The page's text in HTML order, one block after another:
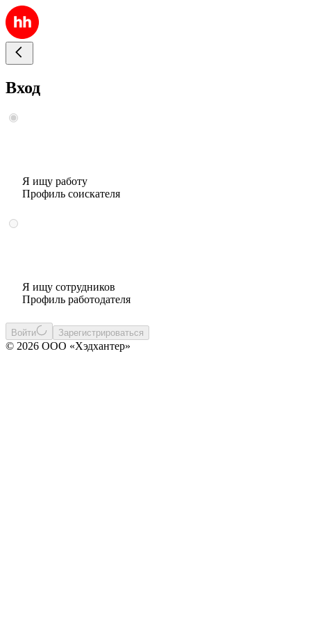
Вход
Я ищу работу
Профиль соискателя
Я ищу сотрудников
Профиль работодателя
Войти Зарегистрироваться
© 2026 ООО «Хэдхантер»